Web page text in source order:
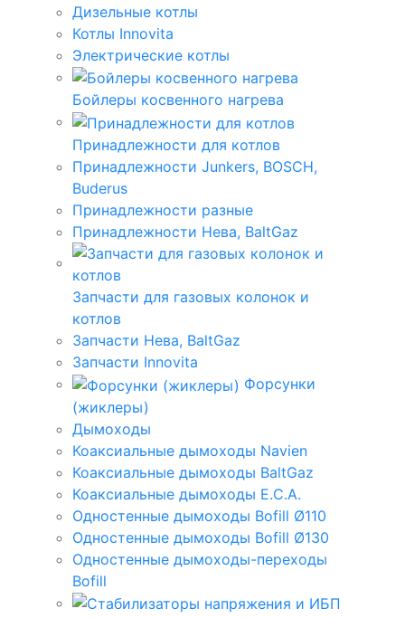
Дизельные котлы
Котлы Innovita
Электрические котлы
Бойлеры косвенного нагрева
Принадлежности для котлов
Принадлежности Junkers, BOSCH,
Buderus
Принадлежности разные
Принадлежности Нева, BaltGaz
Запчасти для газовых колонок и
котлов
Запчасти Нева, BaltGaz
Запчасти Innovita
Форсунки
(жиклеры)
Дымоходы
Коаксиальные дымоходы Navien
Коаксиальные дымоходы BaltGaz
Коаксиальные дымоходы E.C.A.
Одностенные дымоходы Bofill Ø110
Одностенные дымоходы Bofill Ø130
Одностенные дымоходы-переходы
Bofill